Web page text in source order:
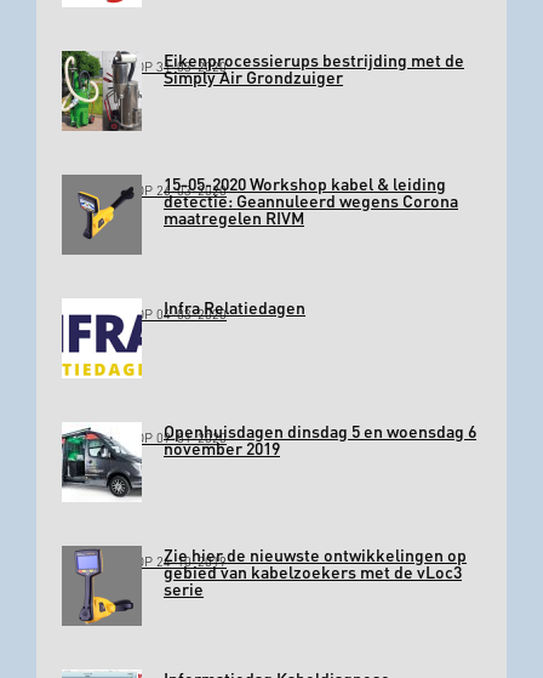
GEPLAATST OP 31-03-2020Eikenprocessierups bestrijding met de
Simply Air Grondzuiger
GEPLAATST OP 26-03-202015-05-2020 Workshop kabel & leiding
detectie: Geannuleerd wegens Corona
maatregelen RIVM
GEPLAATST OP 04-03-2020Infra Relatiedagen
GEPLAATST OP 09-01-2020Openhuisdagen dinsdag 5 en woensdag 6
november 2019
GEPLAATST OP 24-10-2019Zie hier de nieuwste ontwikkelingen op
gebied van kabelzoekers met de vLoc3
serie